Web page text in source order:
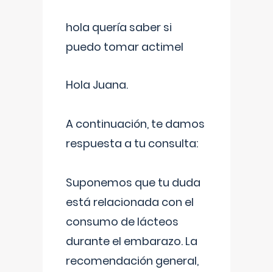
hola quería saber si
puedo tomar actimel
Hola Juana.
A continuación, te damos
respuesta a tu consulta:
Suponemos que tu duda
está relacionada con el
consumo de lácteos
durante el embarazo. La
recomendación general,